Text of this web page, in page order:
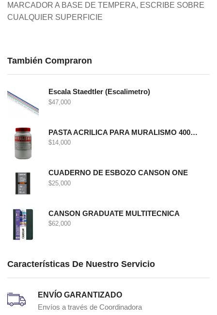
MARCADOR A BASE DE TEMPERA, ESCRIBE SOBRE
CUALQUIER SUPERFICIE
También Compraron
Escala Staedtler (Escalimetro)
$47,000
PASTA ACRILICA PARA MURALISMO 400 GRS
$14,000
CUADERNO DE ESBOZO CANSON ONE
$25,000
CANSON GRADUATE MULTITECNICA
$62,000
Características De Nuestro Servicio
ENVÍO GARANTIZADO
Envíos a través de Coordinadora